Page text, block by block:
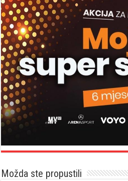
Možda ste propustili